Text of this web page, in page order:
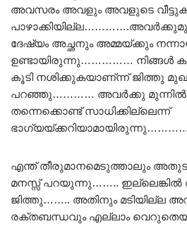
അവസരം അവളും അവളുടെ
ദേഷ്യം അച്ഛനും അമ്മയ്ക്കും
ഉണ്ടായിരുന്നു…………… നിങ്ങൾ
കൂടി നശിക്കുകയാണ്ന്ന് ജിത്തു
പറഞ്ഞു………… അവർക്കു മുന്നിൽ
തന്നെക്കൊണ്ട് സാധിക്കില്ലെന്ന്
എന്ത് തീരുമാനമെടുത്താലും
മനസ്സ് പറയുന്നു…….. ഇല്ലെങ്കിൽ
ജിത്തു…….. അതിനും മടിയില്ല
രക്തബന്ധവും എല്ലാം